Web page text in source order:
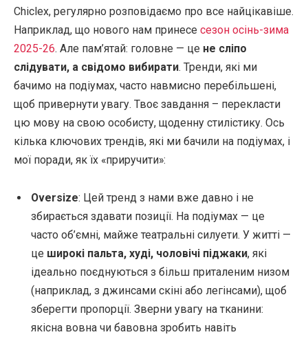
Chiclex, регулярно розповідаємо про все найцікавіше.
Наприклад, що нового нам принесе сезон осінь-зима
2025-26. Але пам’ятай: головне — це не сліпо
слідувати, а свідомо вибирати. Тренди, які ми
бачимо на подіумах, часто навмисно перебільшені,
щоб привернути увагу. Твоє завдання – перекласти
цю мову на свою особисту, щоденну стилістику. Ось
кілька ключових трендів, які ми бачили на подіумах, і
мої поради, як їх «приручити»:
Oversize: Цей тренд з нами вже давно і не
збирається здавати позиції. На подіумах — це
часто об’ємні, майже театральні силуети. У житті —
це широкі пальта, худі, чоловічі піджаки, які
ідеально поєднуються з більш приталеним низом
(наприклад, з джинсами скіні або легінсами), щоб
зберегти пропорції. Зверни увагу на тканини:
якісна вовна чи бавовна зробить навіть